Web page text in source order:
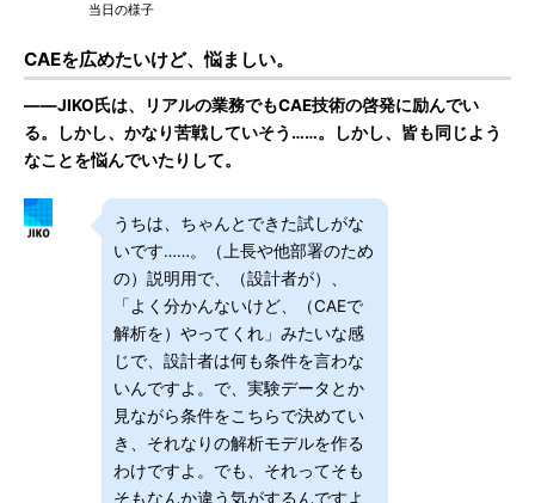
当日の様子
CAEを広めたいけど、悩ましい。
――JIKO氏は、リアルの業務でもCAE技術の啓発に励んでい
る。しかし、かなり苦戦していそう……。しかし、皆も同じよう
なことを悩んでいたりして。
うちは、ちゃんとできた試しがな
いです……。（上長や他部署のため
の）説明用で、（設計者が）、
「よく分かんないけど、（CAEで
解析を）やってくれ」みたいな感
じで、設計者は何も条件を言わな
いんですよ。で、実験データとか
見ながら条件をこちらで決めてい
き、それなりの解析モデルを作る
わけですよ。でも、それってそも
そもなんか違う気がするんですよ